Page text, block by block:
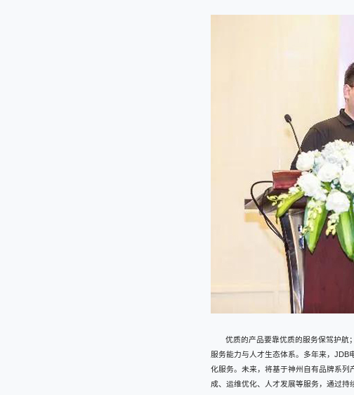
优质的产品要靠优质的服务保驾护航
服务能力与人才生态体系。多年来，JDB
化服务。未来，将基于神州自有品牌系列
成、运维优化、人才发展等服务，通过持